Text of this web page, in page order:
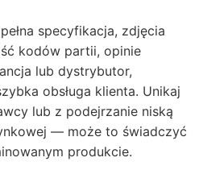
specyfikacja, zdjęcia
kodów partii, opinie
lub dystrybutor,
obsługa klienta. Unikaj
lub z podejrzanie niską
— może to świadczyć
produkcie.